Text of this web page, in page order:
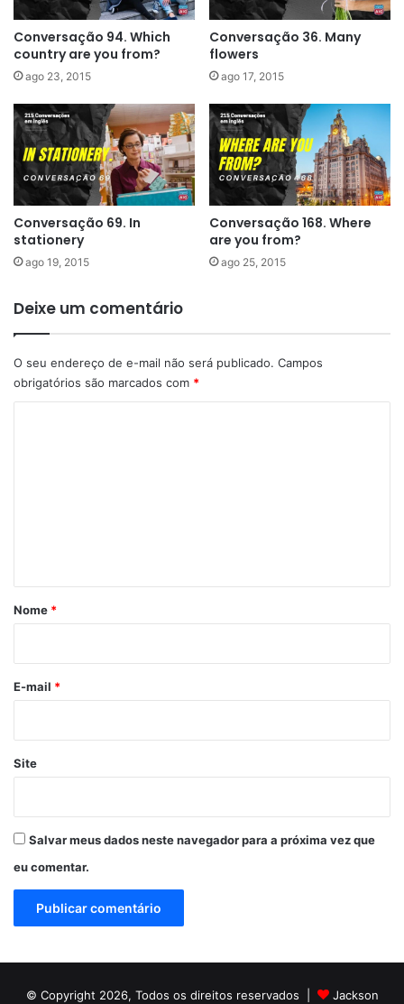
Conversação 94. Which
country are you from?
ago 23, 2015
Conversação 36. Many
flowers
ago 17, 2015
Conversação 69. In
stationery
ago 19, 2015
Conversação 168. Where
are you from?
ago 25, 2015
Deixe um comentário
O seu endereço de e-mail não será publicado. Campos
obrigatórios são marcados com *
r
*
Nome *
E-mail *
Site
Salvar meus dados neste navegador para a próxima vez que
eu comentar.
© Copyright 2026, Todos os direitos reservados | Jackson